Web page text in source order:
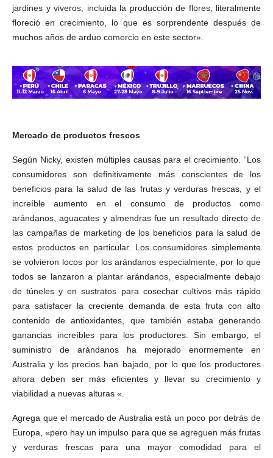
jardines y viveros, incluida la producción de flores, literalmente
floreció en crecimiento, lo que es sorprendente después de
muchos años de arduo comercio en este sector».
Mercado de productos frescos
Según Nicky, existen múltiples causas para el crecimiento. “Los
consumidores son definitivamente más conscientes de los
beneficios para la salud de las frutas y verduras frescas, y el
increíble aumento en el consumo de productos como
arándanos, aguacates y almendras fue un resultado directo de
las campañas de marketing de los beneficios para la salud de
estos productos en particular. Los consumidores simplemente
se volvieron locos por los arándanos especialmente, por lo que
todos se lanzaron a plantar arándanos, especialmente debajo
de túneles y en sustratos para cosechar cultivos más rápido
para satisfacer la creciente demanda de esta fruta con alto
contenido de antioxidantes, que también estaba generando
ganancias increíbles para los productores. Sin embargo, el
suministro de arándanos ha mejorado enormemente en
Australia y los precios han bajado, por lo que los productores
ahora deben ser más eficientes y llevar su crecimiento y
viabilidad a nuevas alturas «.
Agrega que el mercado de Australia está un poco por detrás de
Europa, «pero hay un impulso para que se agreguen más frutas
y verduras frescas para una mayor comodidad para el